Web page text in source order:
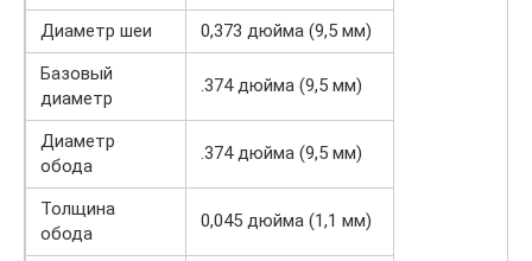
Диаметр шеи
0,373 дюйма (9,5 мм)
Базовый
диаметр
.374 дюйма (9,5 мм)
Диаметр
обода
.374 дюйма (9,5 мм)
Толщина
обода
0,045 дюйма (1,1 мм)